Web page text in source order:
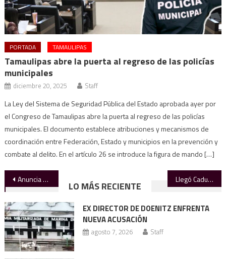
PORTADA TAMAULIPAS
Tamaulipas abre la puerta al regreso de las policías
municipales
diciembre 20, 2025 Staff
La Ley del Sistema de Seguridad Pública del Estado aprobada ayer por
el Congreso de Tamaulipas abre la puerta al regreso de las policías
municipales. El documento establece atribuciones y mecanismos de
coordinación entre Federación, Estado y municipios en la prevención y
combate al delito. En el artículo 26 se introduce la figura de mando […]
Navegación
de
entradas
Anuncia rector apertura de nueva Prepa UAT Tampico Llegó Caducadas a Ciudad Victoria: humor que redefine la edad
LO MÁS RECIENTE
EX DIRECTOR DE DOENITZ ENFRENTA
NUEVA ACUSACIÓN
agosto 7, 2026 Staff